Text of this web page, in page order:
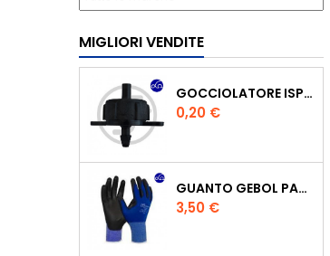
MIGLIORI VENDITE
GOCCIOLATORE ISPEZIONABILE 4 L/H
Prezzo
0,20 €
GUANTO GEBOL PACIFIC - TG.10 709553 -
Prezzo
3,50 €